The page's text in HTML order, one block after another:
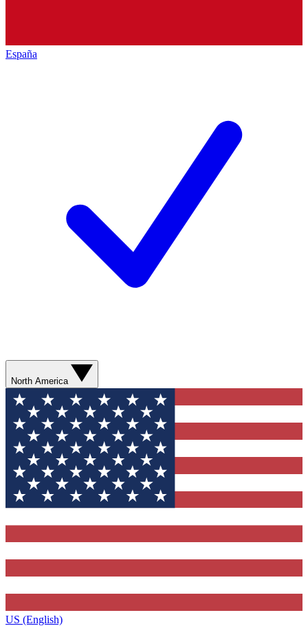
España
North America
US (English)